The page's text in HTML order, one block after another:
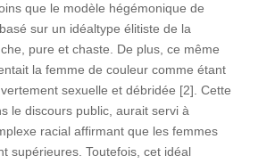
que le modèle hégémonique de
sur un idéaltype élitiste de la
pure et chaste. De plus, ce même
la femme de couleur comme étant
sexuelle et débridée [2]. Cette
le discours public, aurait servi à
racial affirmant que les femmes
supérieures. Toutefois, cet idéal